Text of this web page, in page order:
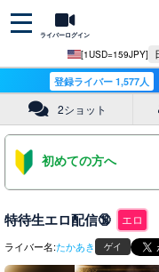
ライバーログイン
[1USD=159JPY]
登録ライバー 1,577人
2ショット
初めての方へ
特待生エロ配信🔞 エロ
ライバー名:たかあき ゲイ